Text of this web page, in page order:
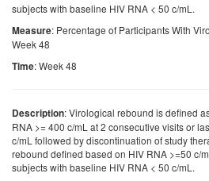
subjects with baseline HIV RNA < 50 c/mL.
Measure: Percentage of Participants With
Week 48
Time: Week 48
Description: Virological rebound is defined
RNA >= 400 c/mL at 2 consecutive visits or
c/mL followed by discontinuation of study
rebound defined based on HIV RNA >=50 c/
subjects with baseline HIV RNA < 50 c/mL.